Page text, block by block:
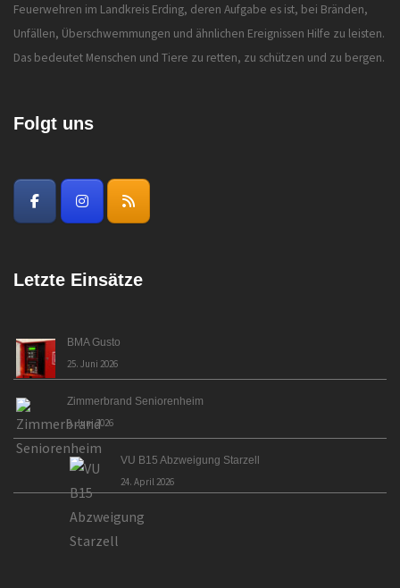
Feuerwehren im Landkreis Erding, deren Aufgabe es ist, bei Bränden,
Unfällen, Überschwemmungen und ähnlichen Ereignissen Hilfe zu leisten.
Das bedeutet Menschen und Tiere zu retten, zu schützen und zu bergen.
Folgt uns
Letzte Einsätze
BMA Gusto
25. Juni 2026
Zimmerbrand Seniorenheim
9. Juni 2026
VU B15 Abzweigung Starzell
24. April 2026